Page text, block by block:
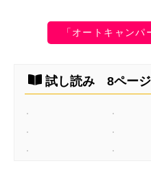
「オートキャン
試し読み 8ページ